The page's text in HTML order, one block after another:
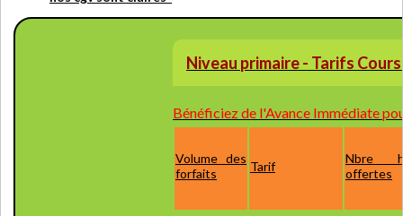
Niveau primaire- Tarifs
Bénéficiez de l'Avance Immédiate
Volume des
forfaits
Tarif
Nbre
offertes